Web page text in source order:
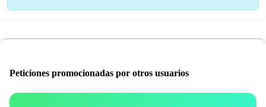
Peticiones promocionadas por otros usuarios